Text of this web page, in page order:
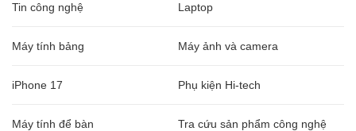
Tin công nghệ Laptop
Máy tính bảng Máy ảnh và camera
iPhone 17 Phụ kiện Hi-tech
Máy tính để bàn Tra cứu sản phẩm công nghệ